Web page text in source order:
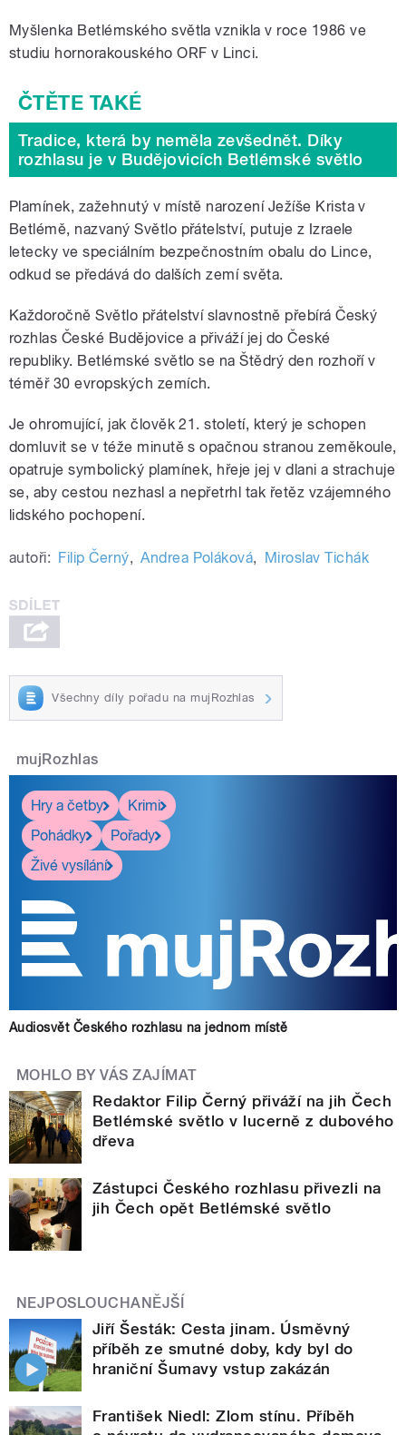
Myšlenka Betlémského světla vznikla v roce 1986 ve
studiu hornorakouského ORF v Linci.
Tradice, která by neměla zevšednět. Díky
rozhlasu je v Budějovicích Betlémské světlo
Plamínek, zažehnutý v místě narození Ježíše Krista v
Betlémě, nazvaný Světlo přátelství, putuje z Izraele
letecky ve speciálním bezpečnostním obalu do Lince,
odkud se předává do dalších zemí světa.
Každoročně Světlo přátelství slavnostně přebírá Český
rozhlas České Budějovice a přiváží jej do České
republiky. Betlémské světlo se na Štědrý den rozhoří v
téměř 30 evropských zemích.
Je ohromující, jak člověk 21. století, který je schopen
domluvit se v téže minutě s opačnou stranou zeměkoule,
opatruje symbolický plamínek, hřeje jej v dlani a strachuje
se, aby cestou nezhasl a nepřetrhl tak řetěz vzájemného
lidského pochopení.
autoři: Filip Černý, Andrea Poláková, Miroslav Tichák
Všechny díly pořadu na mujRozhlas
mujRozhlas
Hry a četby
Krimi
Pohádky
Pořady
Živé vysílání
Audiosvět Českého rozhlasu na jednom místě
MOHLO BY VÁS ZAJÍMAT
Redaktor Filip Černý přiváží na jih Čech
Betlémské světlo v lucerně z dubového
dřeva
Zástupci Českého rozhlasu přivezli na
jih Čech opět Betlémské světlo
NEJPOSLOUCHANĚJŠÍ
Jiří Šesták: Cesta jinam. Úsměvný
příběh ze smutné doby, kdy byl do
hraniční Šumavy vstup zakázán
František Niedl: Zlom stínu. Příběh